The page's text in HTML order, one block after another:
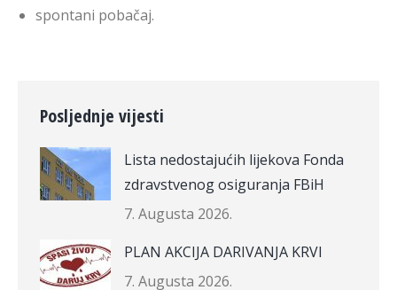
spontani pobačaj.
Posljednje vijesti
Lista nedostajućih lijekova Fonda
zdravstvenog osiguranja FBiH
7. Augusta 2026.
PLAN AKCIJA DARIVANJA KRVI
7. Augusta 2026.